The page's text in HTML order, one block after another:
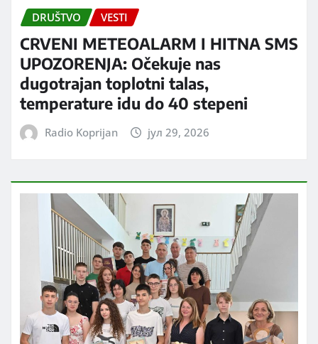
DRUŠTVO VESTI
CRVENI METEOALARM I HITNA SMS
UPOZORENJA: Očekuje nas
dugotrajan toplotni talas,
temperature idu do 40 stepeni
Radio Koprijan јул 29, 2026